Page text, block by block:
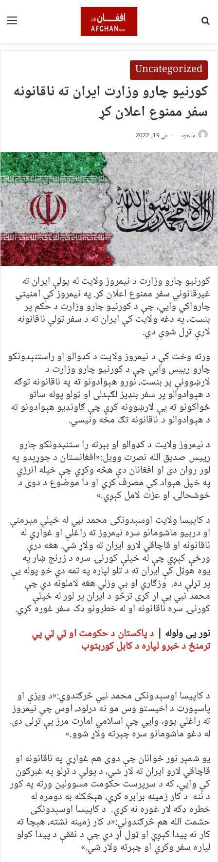
Uncategorized
کورنیو چارو وزارت ایران ته ناقانونه
سفر ممنوع اعلان کړ
مسعود مې 19, 2022
کورنیو چارو وزارت د نیمروز ولایت له پولې ایران ته
غیرقانوني سفر ممنوع اعلان کړ. په نیمروز کې امنیتي
چارواکي وايي، چې د کورنیو چارو وزارت د حکم پر
بنسټ، په دغه ولایت کې ایران ته د سفر ټولې ناقانونه
لارې تړل شوې دي.
ورته وخت کې د نیمروز ولایت د کډوالو او راستنېدونکو
چارو رییس وایي چې د کورنیو چارو وزارت د
لارښوونې پر بنسټ، نورو هېوادونو ته په ناقانونه توګه
د هېوادوالو پر سفر بنډیز لګېدلی او ټولو پوله ساتو
ځواکونو ته یې لارښوونه کړې چې ګاونډیو هېوادونو ته
د هېوادوالو د ناقانونه تګ مخه ونیسي.
د نیمروز ولایت د کډوالو او بېرته را ستنېدونکو چارو
رییس صدیق الله نصرت وویل:«افغانستان د جوړېدو په
لور روان دی او افغانان دې هڅه وکړي چې خپله انرژي
په خپل هېواد کې مصرف کړي او دا موضوع د دوی د
خوشحالۍ او عزت لامل کېږي.»
د کاپيسا ولایت اوسېدونکی محمد نبي له خپلې مېرمنې
او درېیو ماشومانو سره نیمروز ته راغلې او غواړي له
ناقانونه او قاچاقي لارو ایران ته ولاړ شي. هغه درې
ورځې کېږي چې له خپلې کورنۍ سره د زرنج ښار په
یوه هوټل کې ایران ته د تلو لپاره په تمه دي خو پوله یې
پر تړلې ده. وزګاري او بې وزلي هغه لاملونه دي چې
محمد نبي یې اړ کړی ترڅو د ایران پر لور له خپلې
کورنۍ سره ناقانونه او له خطرونو ډک سفر غوره کړي.
نور یی ولوله | د پاکستان د حکومت او ټي ټي پي
ترمنځ د خبرو لپاره د کابل کوربتوب
د کاپیسا اوسېدونکی محمد نبي څرګندوي:«د ویزې او
پاسپورټ د اخیستو وس مو نه درلود، اوس چې نیمروز
ته راغلي یوو، وايي چې اسلامي امارت مرز یې تړلی دی.
له دغو ماشومانو سره چېرته ولاړ شوو.»
یو شمېر نور ځوانان چې دوی هم غواړي په ناقانونه او
قاچاقي لارو ایران ته لاړ شي، د پولې د تړلو په غبرګون
کې وایي، که د سرپرست حکومت مسوولین ورته په کور
د ننه د کار زمینه برابره کړي، هېڅکله به دومره له
خطره ډکه لار غوره نه کړي. د کاپیسا اوسېدونکی
حشمت الله هم څرګندوني:«د کار زمینه نشته، هېچا ته
کار نه پیدا کېږي او ټول اړ دي چې د نفقې د پيدا کولو
لپاره سفر وکړي او چېرته ولاړ شي.»